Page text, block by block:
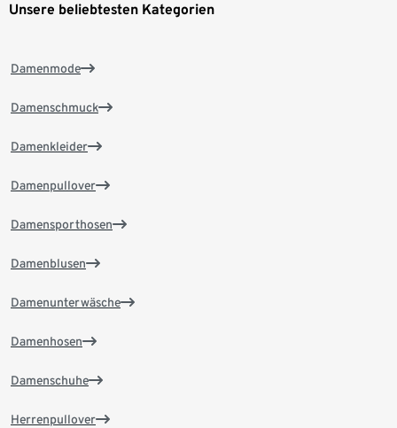
Unsere beliebtesten Kategorien
Damenmode
Damenschmuck
Damenkleider
Damenpullover
Damensporthosen
Damenblusen
Damenunterwäsche
Damenhosen
Damenschuhe
Herrenpullover